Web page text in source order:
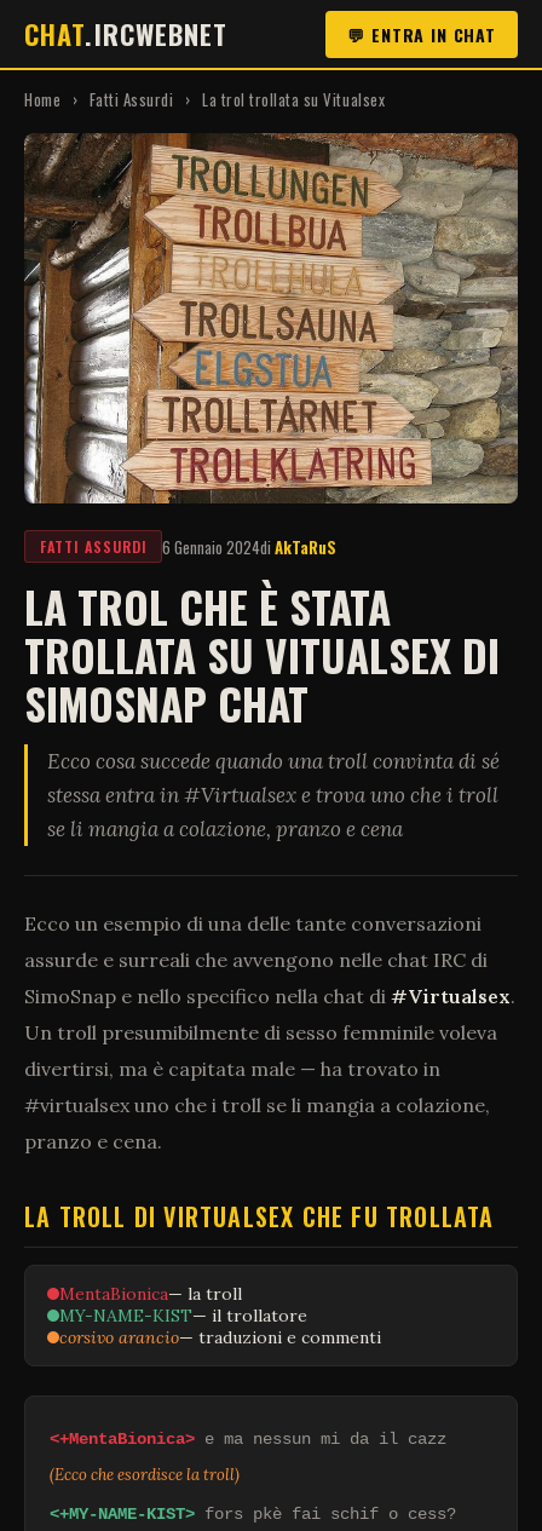
CHAT.IRCWEBNET 💬 ENTRA IN CHAT
Home › Fatti Assurdi › La trol trollata su Vitualsex
FATTI ASSURDI 6 Gennaio 2024diAkTaRuS
LA TROL CHE È STATA
TROLLATA SU VITUALSEX DI
SIMOSNAP CHAT
Ecco cosa succede quando una troll convinta di sé
stessa entra in #Virtualsex e trova uno che i troll
se li mangia a colazione, pranzo e cena
Ecco un esempio di una delle tante conversazioni
assurde e surreali che avvengono nelle chat IRC di
SimoSnap e nello specifico nella chat di #Virtualsex.
Un troll presumibilmente di sesso femminile voleva
divertirsi, ma è capitata male — ha trovato in
#virtualsex uno che i troll se li mangia a colazione,
pranzo e cena.
LA TROLL DI VIRTUALSEX CHE FU TROLLATA
MentaBionica— la troll
MY-NAME-KIST— il trollatore
corsivo arancio— traduzioni e commenti
<+MentaBionica> e ma nessun mi da il cazz
(Ecco che esordisce la troll)
<+MY-NAME-KIST> fors pkè fai schif o cess?